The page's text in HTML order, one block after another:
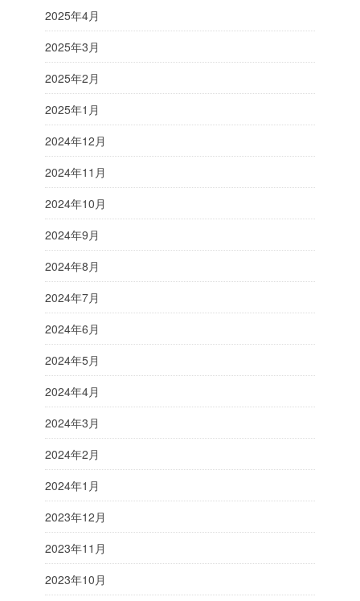
2025年4月
2025年3月
2025年2月
2025年1月
2024年12月
2024年11月
2024年10月
2024年9月
2024年8月
2024年7月
2024年6月
2024年5月
2024年4月
2024年3月
2024年2月
2024年1月
2023年12月
2023年11月
2023年10月